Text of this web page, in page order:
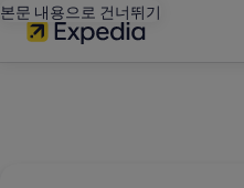
본문 내용으로 건너뛰기